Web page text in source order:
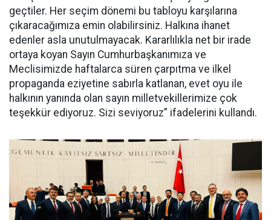
geçtiler. Her seçim dönemi bu tabloyu karşılarına
çıkaracağımıza emin olabilirsiniz. Halkına ihanet
edenler asla unutulmayacak. Kararlılıkla net bir irade
ortaya koyan Sayın Cumhurbaşkanımıza ve
Meclisimizde haftalarca süren çarpıtma ve ilkel
propaganda eziyetine sabırla katlanan, evet oyu ile
halkının yanında olan sayın milletvekillerimize çok
teşekkür ediyoruz. Sizi seviyoruz” ifadelerini kullandı.